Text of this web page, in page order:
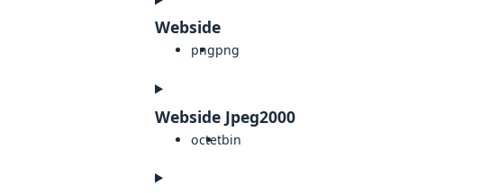
Webside
pngpng
Webside Jpeg2000
octetbin